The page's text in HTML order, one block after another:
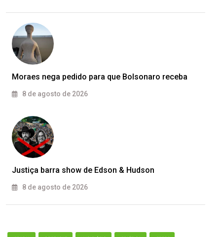
Moraes nega pedido para que Bolsonaro receba
8 de agosto de 2026
Justiça barra show de Edson & Hudson
8 de agosto de 2026